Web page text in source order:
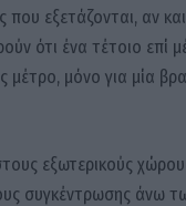
που εξετάζονται, αν
ότι ένα τέτοιο επί
μέτρο, μόνο για μία
εξωτερικούς
συγκέντρωσης άνω